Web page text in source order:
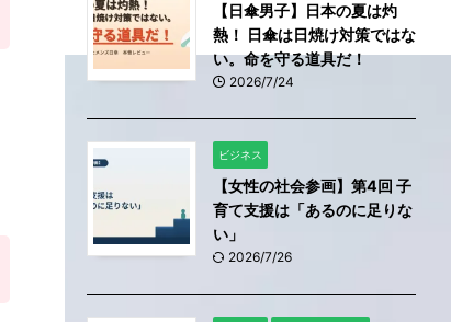
【日傘男子】日本の夏は灼
熱！ 日傘は日焼け対策ではな
い。命を守る道具だ！
2026/7/24
ビジネス
【女性の社会参画】第4回 子
育て支援は「あるのに足りな
い」
2026/7/26